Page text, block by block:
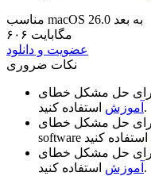
مناسب macOS 26.0 به بعد
۶۰۶ مگابایت
عضویت و دانلود
نکات ضروری
آموزش استفاده کنید.
software
آموزش استفاده کنید.